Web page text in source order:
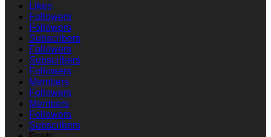
Likes
Followers
Followers
Subscribers
Followers
Subscribers
Followers
Members
Followers
Members
Followers
Subscribers